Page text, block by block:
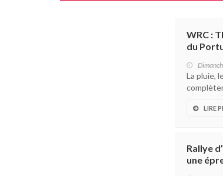
WRC :
du
La pluie,
LIRE
Rallye
une